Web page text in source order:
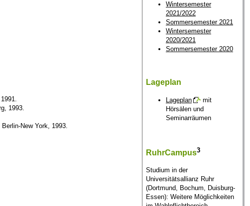
1993.
New York, 1993.
Wintersemester
2021/2022
Sommersemester 2021
Wintersemester
2020/2021
Sommersemester 2020
Lageplan
Lageplan
mit
Hörsälen und
Seminarräumen
RuhrCampus3
Studium in der
Universitätsallianz Ruhr
(Dortmund, Bochum, Duisburg-
Essen): Weitere Möglichkeiten